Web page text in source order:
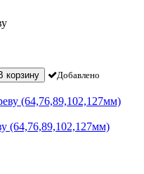
корзину Добавлено
(64,76,89,102,127мм)